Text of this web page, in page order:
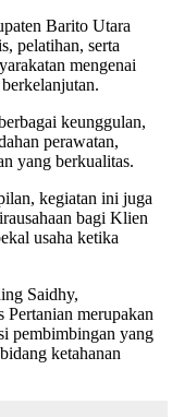
Barito Utara
pelatihan, serta
mengenai
keunggulan,
perawatan,
yang berkualitas.
kegiatan ini juga
bagi Klien
usaha ketika
Saidhy,
Pertanian merupakan
pembimbingan yang
ketahanan